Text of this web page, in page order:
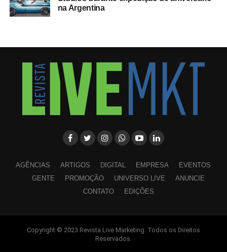
na Argentina
AGÊNCIAS ARTIGOS DIGITAL EMPRESA
EVENTOS
GENTE
PROMOÇÃO UNIVERSO LIVE
ANUNCIE
CONTATO
EDIÇÕES
Copyright © 2023 Revista Live Marketing. Todos os Direitos
Reservados.
WhatsAppFacebook LinkedInPinterest